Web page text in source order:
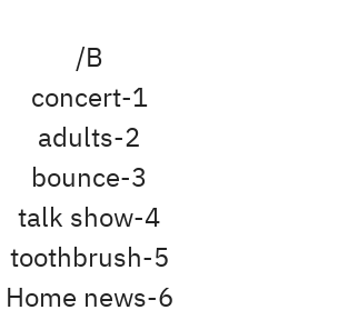
B/
1-concert
2-adults
3-bounce
4-talk show
5-toothbrush
6-Home news